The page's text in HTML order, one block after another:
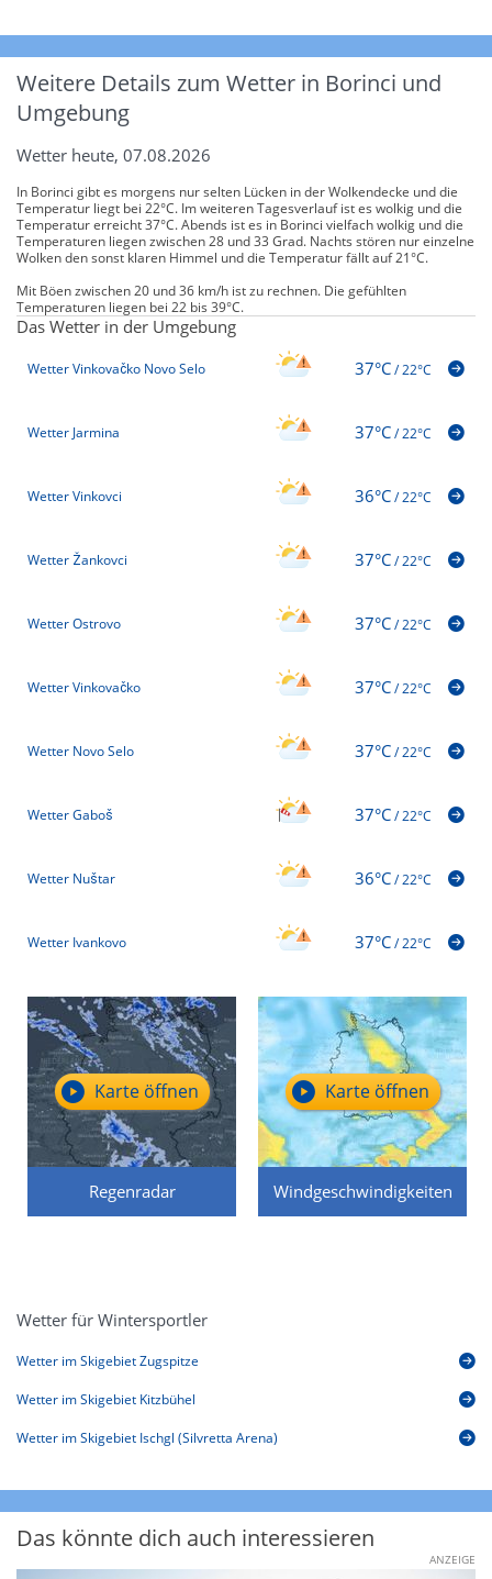
Weitere Details zum Wetter in Borinci und
Umgebung
Wetter heute, 07.08.2026
In Borinci gibt es morgens nur selten Lücken in der Wolkendecke und die
Temperatur liegt bei 22°C. Im weiteren Tagesverlauf ist es wolkig und die
Temperatur erreicht 37°C. Abends ist es in Borinci vielfach wolkig und die
Temperaturen liegen zwischen 28 und 33 Grad. Nachts stören nur einzelne
Wolken den sonst klaren Himmel und die Temperatur fällt auf 21°C.
Mit Böen zwischen 20 und 36 km/h ist zu rechnen. Die gefühlten
Temperaturen liegen bei 22 bis 39°C.
Das Wetter in der Umgebung
Wetter Vinkovačko Novo Selo 37°C/22°C
Wetter Jarmina 37°C/22°C
Wetter Vinkovci 36°C/22°C
Wetter Žankovci 37°C/22°C
Wetter Ostrovo 37°C/22°C
Wetter Vinkovačko 37°C/22°C
Wetter Novo Selo 37°C/22°C
Wetter Gaboš 37°C/22°C
Wetter Nuštar 36°C/22°C
Wetter Ivankovo 37°C/22°C
Regenradar
Karte öffnen
Windgeschwindigkeiten
Karte öffnen
Wetter für Wintersportler
Wetter im Skigebiet Zugspitze
Wetter im Skigebiet Kitzbühel
Wetter im Skigebiet Ischgl (Silvretta Arena)
Das könnte dich auch interessieren
ANZEIGE